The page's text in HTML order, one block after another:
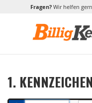
Fragen?Wir helfen
1.